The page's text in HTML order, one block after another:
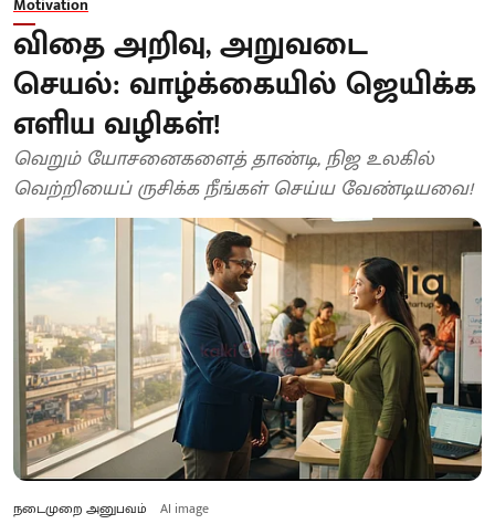
விதை அறிவு, அறுவடை
செயல்: வாழ்க்கையில் ஜெயிக்க
எளிய வழிகள்!
வெறும் யோசனைகளைத் தாண்டி, நிஜ உலகில்
வெற்றியைப் ருசிக்க நீங்கள் செய்ய வேண்டியவை!
நடைமுறை அனுபவம் AI image